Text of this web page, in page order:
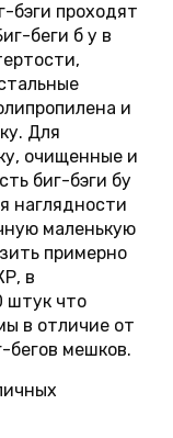
бэги проходят
беги б у в
и
Для
очищенные и
биг-бэги бу
наглядности
маленькую
примерно
в
штук что
в отличие от
бегов мешков.